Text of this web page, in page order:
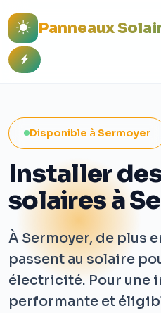
Panneaux
Disponible à Sermoyer
Installer
solaires à
À Sermoyer, de plus
passent au solaire
électricité. Pour une
performante et